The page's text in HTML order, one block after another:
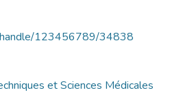
123456789/34838
et Sciences Médicales